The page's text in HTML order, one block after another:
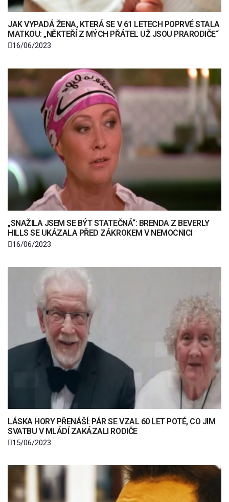
JAK VYPADÁ ŽENA, KTERÁ SE V 61 LETECH POPRVÉ STALA
MATKOU: „NĚKTEŘÍ Z MÝCH PŘÁTEL UŽ JSOU PRARODIČE“
16/06/2023
„SNAŽILA JSEM SE BÝT STATEČNÁ“: BRENDA Z BEVERLY
HILLS SE UKÁZALA PŘED ZÁKROKEM V NEMOCNICI
16/06/2023
LÁSKA HORY PŘENÁŠÍ: PÁR SE VZAL 60 LET POTÉ, CO JIM
SVATBU V MLÁDÍ ZAKÁZALI RODIČE
15/06/2023